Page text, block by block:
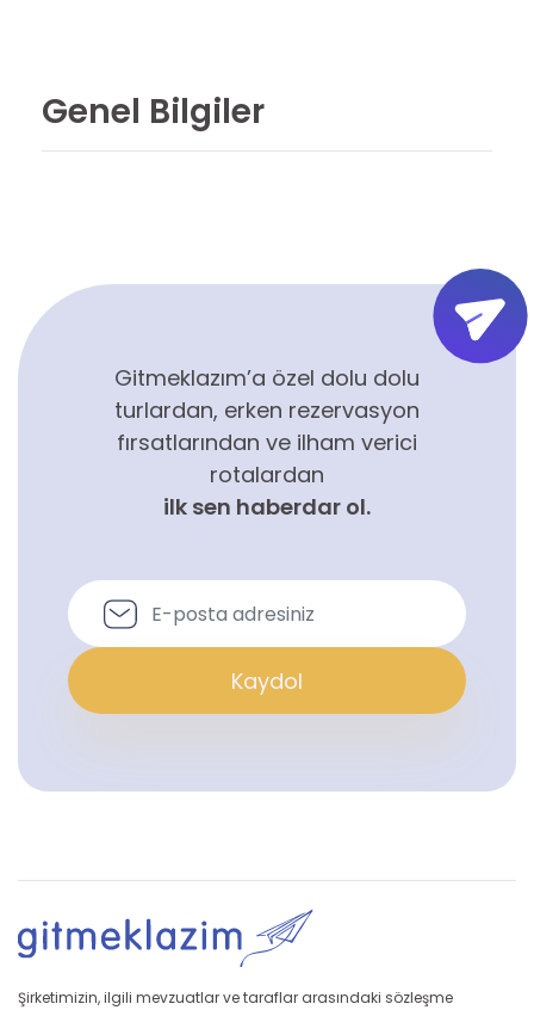
Genel Bilgiler
Gitmeklazım’a özel dolu dolu
turlardan, erken rezervasyon
fırsatlarından ve ilham verici
rotalardan
ilk sen haberdar ol.
Kaydol
Şirketimizin, ilgili mevzuatlar ve taraflar arasındaki sözleşme